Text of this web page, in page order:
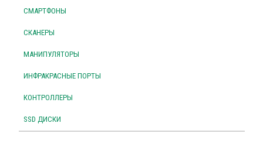
СМАРТФОНЫ
СКАНЕРЫ
МАНИПУЛЯТОРЫ
ИНФРАКРАСНЫЕ ПОРТЫ
КОНТРОЛЛЕРЫ
SSD ДИСКИ